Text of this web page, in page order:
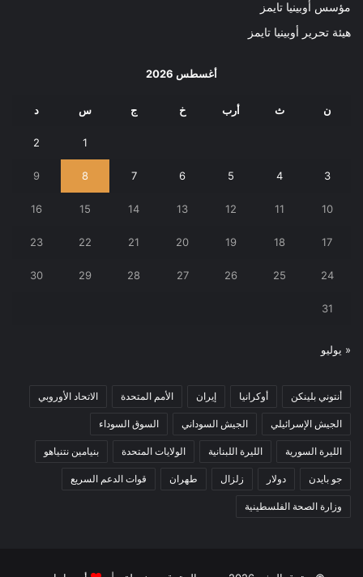
مؤسس أوبينيا تايمز
هيئة تحرير أوبينيا تايمز
أغسطس 2026
ن ث أرب خ ج س د
1
2
3
4
5
6
7
8
9
10
11
12
13
14
15
16
17
18
19
20
21
22
23
24
25
26
27
28
29
30
31
« يوليو
أنتوني بلينكن أوكرانيا إيران الأمم المتحدة الاتحاد الأوروبي
الجيش الإسرائيلي الجيش السوداني السوق السوداء
الليرة السورية الليرة اللبنانية الولايات المتحدة بنيامين نتنياهو
جو بايدن دولار زلزال طهران قوات الدعم السريع
وزارة الصحة الفلسطينية